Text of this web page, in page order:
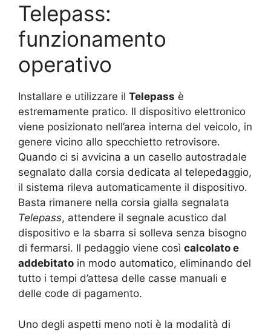
Telepass:
funzionamento
operativo
Installare e utilizzare il Telepass è
estremamente pratico. Il dispositivo elettronico
viene posizionato nell’area interna del veicolo, in
genere vicino allo specchietto retrovisore.
Quando ci si avvicina a un casello autostradale
segnalato dalla corsia dedicata al telepedaggio,
il sistema rileva automaticamente il dispositivo.
Basta rimanere nella corsia gialla segnalata
Telepass, attendere il segnale acustico dal
dispositivo e la sbarra si solleva senza bisogno
di fermarsi. Il pedaggio viene così calcolato e
addebitato in modo automatico, eliminando del
tutto i tempi d’attesa delle casse manuali e
delle code di pagamento.
Uno degli aspetti meno noti è la modalità di